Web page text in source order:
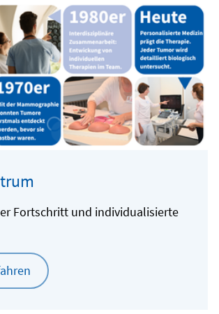
Fortschritt und individualisierte